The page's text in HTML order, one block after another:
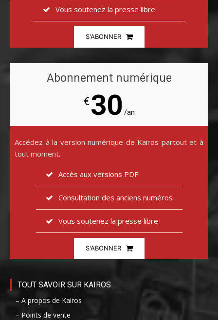
Vous soutenez la presse libre
S'ABONNER
Abonnement numérique
€30 /an
Accédez à la version numérique de Kairos partout et à
tout moment.
Accès aux versions PDF
Consultation des anciens numéros
Vous soutenez la presse libre
S'ABONNER
TOUT SAVOIR SUR KAIROS
– A propos de Kairos
– Points de vente